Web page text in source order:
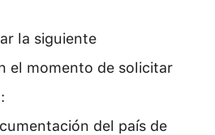
la siguiente
el momento de solicitar
del país de